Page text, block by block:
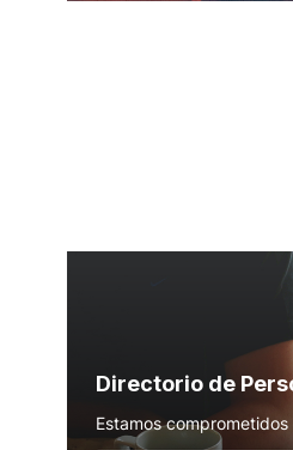
Directorio de
Estamos